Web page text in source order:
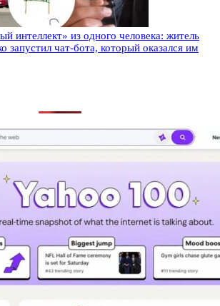
интеллект» из одного человека: житель
запустил чат-бота, который оказался им